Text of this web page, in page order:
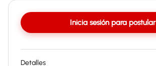
Inicia sesión para postular
Detalles